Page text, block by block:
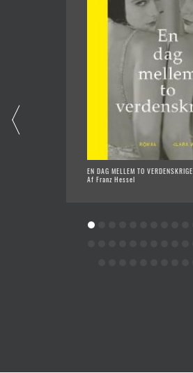
EN DAG MELLEM TO VERDENSKRIGE
Af Franz Hessel